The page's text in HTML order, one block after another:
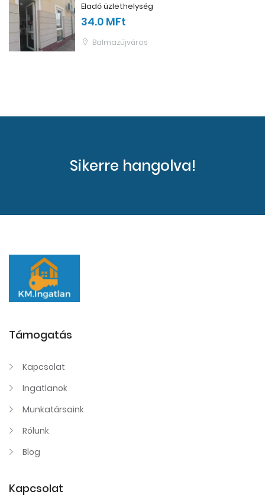
Eladó üzlethelység
34.0 MFt
Balmazújváros
Sikerre hangolva!
Támogatás
Kapcsolat
Ingatlanok
Munkatársaink
Rólunk
Blog
Kapcsolat